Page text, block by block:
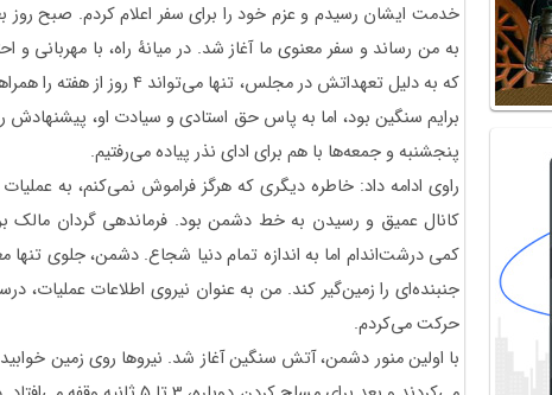
خدمت ایشان رسیدم و عزم خود را برای سفر اعلام کردم. صبح روز
به من رساند و سفر معنوی ما آغاز شد. در میانۀ راه، با
که به دلیل تعهداتش در مجلس،
برایم سنگین بود، اما به پاس حق استادی و سیادت او، پیشنهادش
پنجشنبه و جمعه‌ها با هم برای ادای نذر پیاده می‌رفتیم.
راوی ادامه داد: خاطره دیگری که هرگز فراموش نمی‌کنم، به
کانال عمیق و رسیدن به خط دشمن بود. فرماندهی گردان مالک
کمی درشت‌اندام اما به اندازه‌ تمام دنیا شجاع. دشمن، جلوی تنها
حرکت می‌کردم.
با اولین منور دشمن، آتش سنگین آغاز شد. نیروها روی زمین